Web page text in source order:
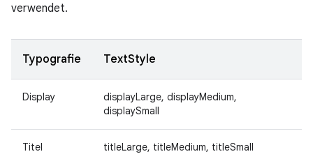
verwendet.
Typografie TextStyle
Display
displayLarge, displayMedium,
displaySmall
Titel titleLarge, titleMedium, titleSmall